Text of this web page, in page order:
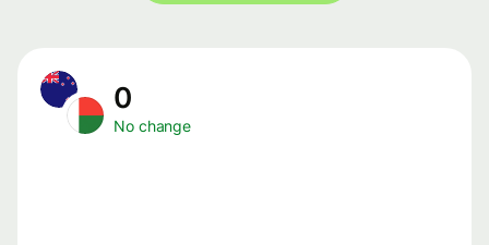
0
No change